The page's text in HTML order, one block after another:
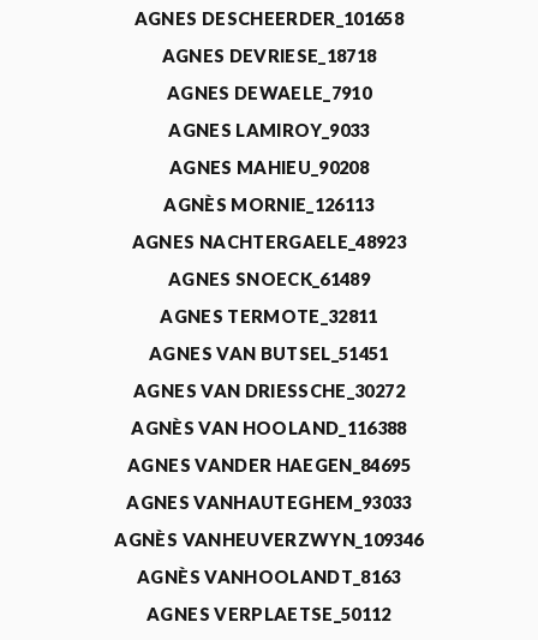
AGNES DESCHEERDER_101658
AGNES DEVRIESE_18718
AGNES DEWAELE_7910
AGNES LAMIROY_9033
AGNES MAHIEU_90208
AGNÈS MORNIE_126113
AGNES NACHTERGAELE_48923
AGNES SNOECK_61489
AGNES TERMOTE_32811
AGNES VAN BUTSEL_51451
AGNES VAN DRIESSCHE_30272
AGNÈS VAN HOOLAND_116388
AGNES VANDER HAEGEN_84695
AGNES VANHAUTEGHEM_93033
AGNÈS VANHEUVERZWYN_109346
AGNÈS VANHOOLANDT_8163
AGNES VERPLAETSE_50112